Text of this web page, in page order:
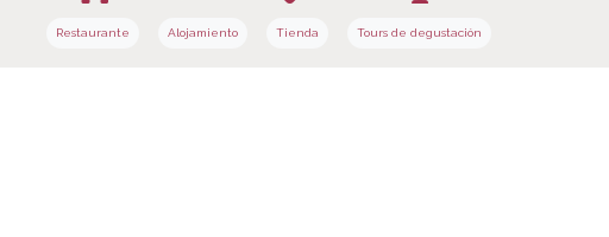
Restaurante Alojamiento Tienda Tours de degustación